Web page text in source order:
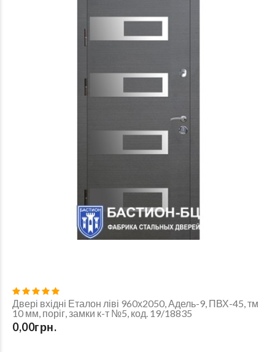
Двері вхідні Еталон ліві 960х2050, Адель-9, ПВХ-45, тм
10 мм, поріг, замки к-т №5, код. 19/18835
0,00грн.